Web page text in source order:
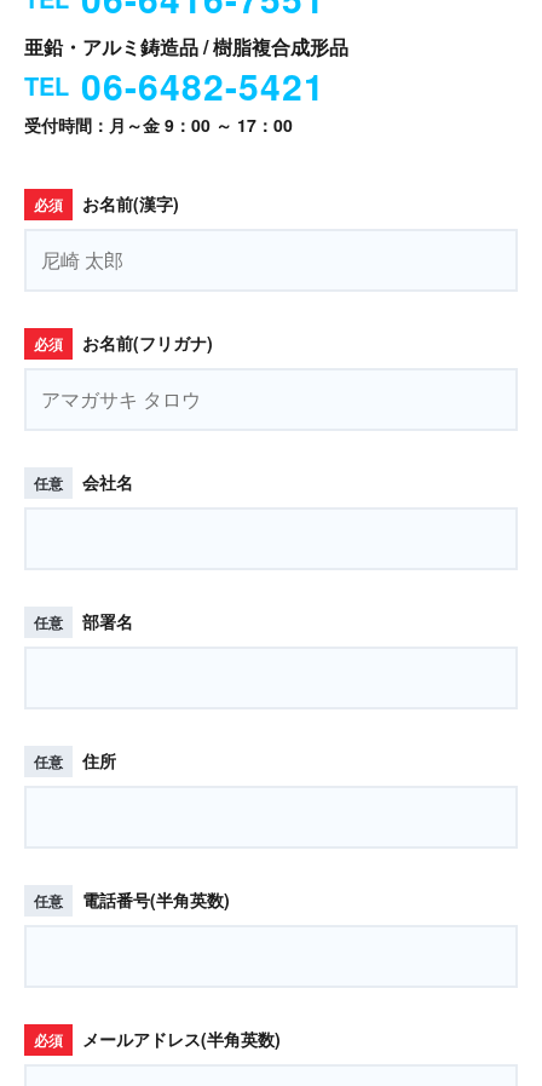
亜鉛・アルミ鋳造品 / 樹脂複合成形品
TEL 06-6482-5421
受付時間：月～金 9：00 ～ 17：00
必須 お名前(漢字)
必須 お名前(フリガナ)
任意 会社名
任意 部署名
任意 住所
任意 電話番号(半角英数)
必須 メールアドレス(半角英数)